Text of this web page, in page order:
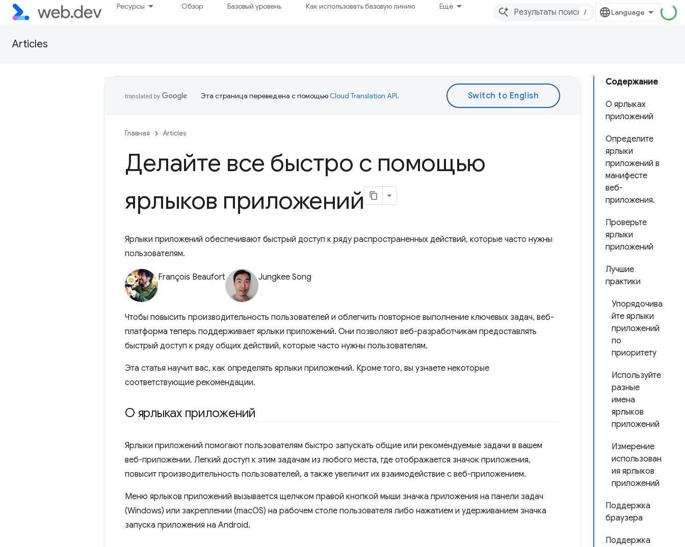
Ресурсы Обзор Базовый уровень Как использовать базовую линию Ещё
/
Articles
Содержание
О ярлыках
приложений
Определите
ярлыки
приложений в
манифесте
веб-
приложения.
Проверьте
ярлыки
приложений
Лучшие
практики
Упорядочива
йте ярлыки
приложений
по
приоритету
Используйте
разные
имена
ярлыков
приложений
Измерение
использован
ия ярлыков
приложений
Поддержка
браузера
Поддержка
Эта страница переведена с помощьюCloud Translation API.
Главная Articles
Делайте все быстро с помощью
ярлыков приложений
Ярлыки приложений обеспечивают быстрый доступ к ряду распространенных действий, которые часто нужны
пользователям.
François Beaufort Jungkee Song
Чтобы повысить производительность пользователей и облегчить повторное выполнение ключевых задач, веб-
платформа теперь поддерживает ярлыки приложений. Они позволяют веб-разработчикам предоставлять
быстрый доступ к ряду общих действий, которые часто нужны пользователям.
Эта статья научит вас, как определять ярлыки приложений. Кроме того, вы узнаете некоторые
соответствующие рекомендации.
О ярлыках приложений
Ярлыки приложений помогают пользователям быстро запускать общие или рекомендуемые задачи в вашем
веб-приложении. Легкий доступ к этим задачам из любого места, где отображается значок приложения,
повысит производительность пользователей, а также увеличит их взаимодействие с веб-приложением.
Меню ярлыков приложений вызывается щелчком правой кнопкой мыши значка приложения на панели задач
(Windows) или закреплении (macOS) на рабочем столе пользователя либо нажатием и удерживанием значка
запуска приложения на Android.